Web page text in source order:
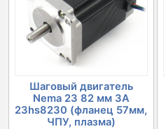
Шаговый двигатель
Nema 23 82 мм 3А
23hs8230 (фланец 57мм,
ЧПУ, плазма)